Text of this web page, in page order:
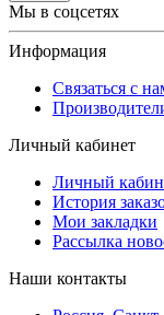
Мы в соцсетях
Информация
Связаться с
Личный кабинет
Личный
История
Мои закладки
Рассылка
Наши контакты